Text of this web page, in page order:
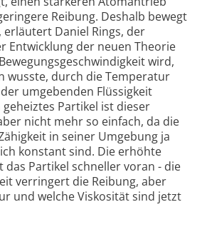
Reibung. Deshalb bewegt
erläutert Daniel Rings, der
Entwicklung der neuen Theorie
wird,
wusste, durch die Temperatur
umgebenden Flüssigkeit
Partikel ist dieser
nicht mehr so einfach, da die
in seiner Umgebung ja
konstant sind. Die erhöhte
Partikel schneller voran - die
verringert die Reibung, aber
und welche Viskosität sind jetzt